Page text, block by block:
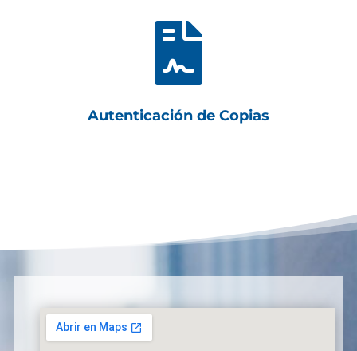

Autenticación de Copias